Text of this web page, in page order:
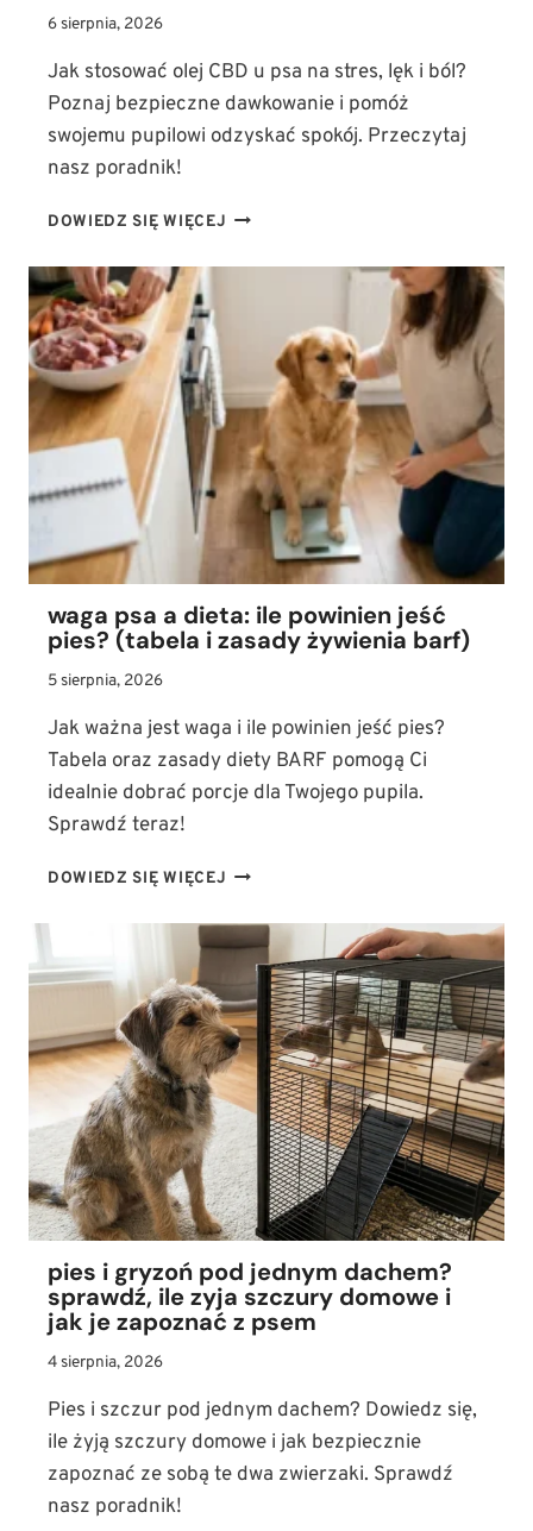
6 sierpnia, 2026
Jak stosować olej CBD u psa na stres, lęk i ból?
Poznaj bezpieczne dawkowanie i pomóż
swojemu pupilowi odzyskać spokój. Przeczytaj
nasz poradnik!
DOWIEDZ SIĘ WIĘCEJ JAK
OLEJ
DAWKOWANIE
W
TERAPII
LĘKU,
STRESU
BÓLU
waga psa a dieta: ile powinien jeść
pies? (tabela i zasady żywienia barf)
5 sierpnia, 2026
Jak ważna jest waga i ile powinien jeść pies?
Tabela oraz zasady diety BARF pomogą Ci
idealnie dobrać porcje dla Twojego pupila.
Sprawdź teraz!
DOWIEDZ SIĘ WIĘCEJ WAGA
A
DIETA:
POWINIEN
JEŚĆ
PIES?
(TABELA
I
ZASADY
ŻYWIENIA
BARF)
pies i gryzoń pod jednym dachem?
sprawdź, ile zyja szczury domowe i
jak je zapoznać z psem
4 sierpnia, 2026
Pies i szczur pod jednym dachem? Dowiedz się,
ile żyją szczury domowe i jak bezpiecznie
zapoznać ze sobą te dwa zwierzaki. Sprawdź
nasz poradnik!